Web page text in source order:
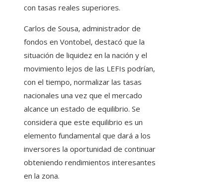
con tasas reales superiores.
Carlos de Sousa, administrador de
fondos en Vontobel, destacó que la
situación de liquidez en la nación y el
movimiento lejos de las LEFIs podrían,
con el tiempo, normalizar las tasas
nacionales una vez que el mercado
alcance un estado de equilibrio. Se
considera que este equilibrio es un
elemento fundamental que dará a los
inversores la oportunidad de continuar
obteniendo rendimientos interesantes
en la zona.